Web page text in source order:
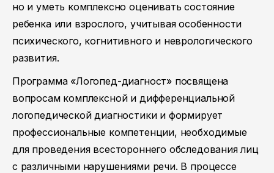
но и уметь комплексно оценивать состояние
ребенка или взрослого, учитывая особенности
психического, когнитивного и неврологического
развития.
Программа «Логопед-диагност» посвящена
вопросам комплексной и дифференциальной
логопедической диагностики и формирует
профессиональные компетенции, необходимые
для проведения всестороннего обследования лиц
с различными нарушениями речи. В процессе